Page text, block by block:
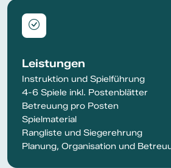
Leistungen
Instruktion und Spielführung
4-6 Spiele inkl. Postenblätter
Betreuung pro Posten
Spielmaterial
Rangliste und Siegerehrung
Planung, Organisation und